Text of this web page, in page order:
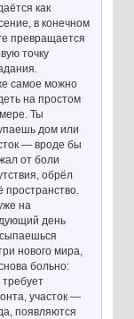
как
в конечном
превращается
точку
самое можно
на простом
Ты
дом или
— вроде бы
от боли
обрёл
пространство.
на
день
нового мира,
больно:
участок —
появляются